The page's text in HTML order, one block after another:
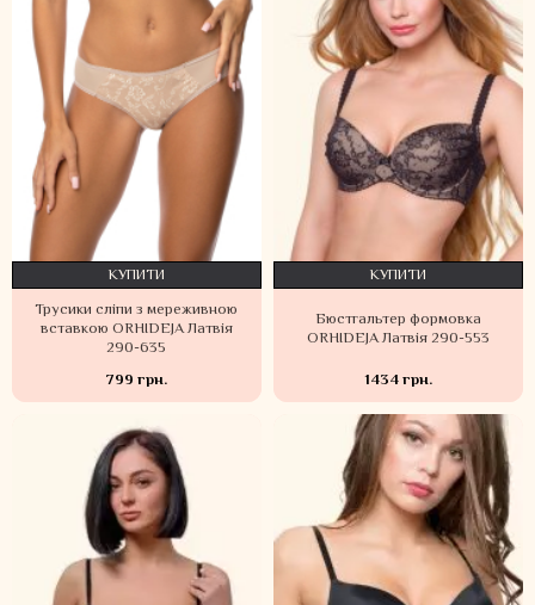
Трусики сліпи з мереживною
вставкою ORHIDEJA Латвія
290-635
799 грн.
КУПИТИ
Бюстгальтер формовка
ORHIDEJA Латвія 290-553
1434 грн.
КУПИТИ